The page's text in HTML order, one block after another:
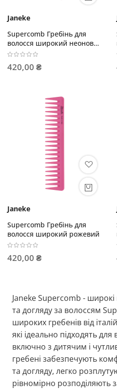
Janeke
Supercomb Гребінь для
волосся широкий неоново-
рожевий
420,00 ₴
Janeke
Supercomb Гребінь для
волосся широкий рожевий
420,00 ₴
Janeke Supercomb -
та догляду за волоссям
широких гребенів від
які ідеально підходять для
включно з дитячим і
гребені забезпечують
та догляду, легко
рівномірно розподіляють